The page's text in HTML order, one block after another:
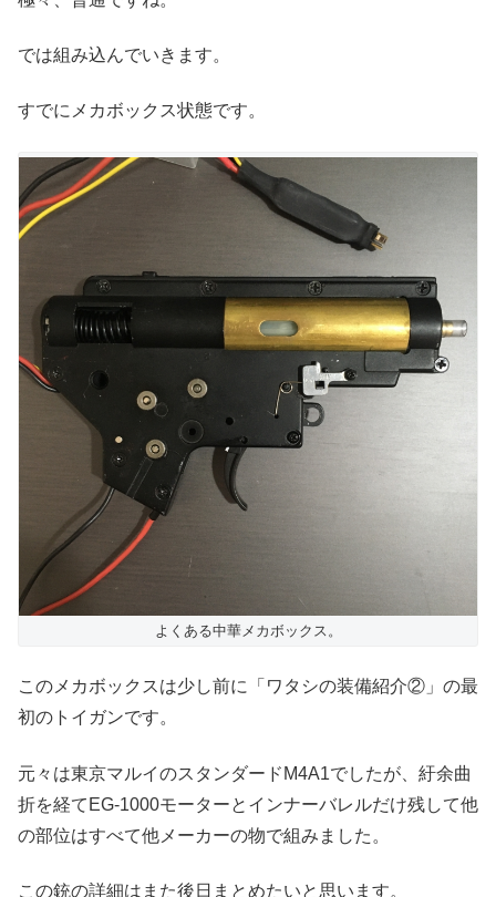
では組み込んでいきます。
すでにメカボックス状態です。
よくある中華メカボックス。
このメカボックスは少し前に「ワタシの装備紹介②」の最
初のトイガンです。
元々は東京マルイのスタンダードM4A1でしたが、紆余曲
折を経てEG-1000モーターとインナーバレルだけ残して他
の部位はすべて他メーカーの物で組みました。
この銃の詳細はまた後日まとめたいと思います。